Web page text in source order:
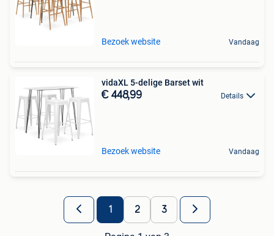
Bezoek website Vandaag
vidaXL 5-delige Barset wit
€ 448,99 Details
Bezoek website Vandaag
1 2 3